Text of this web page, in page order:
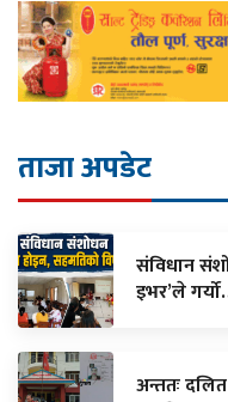
ताजा अपडेट
संविधान
इभर’ले
अन्ततः